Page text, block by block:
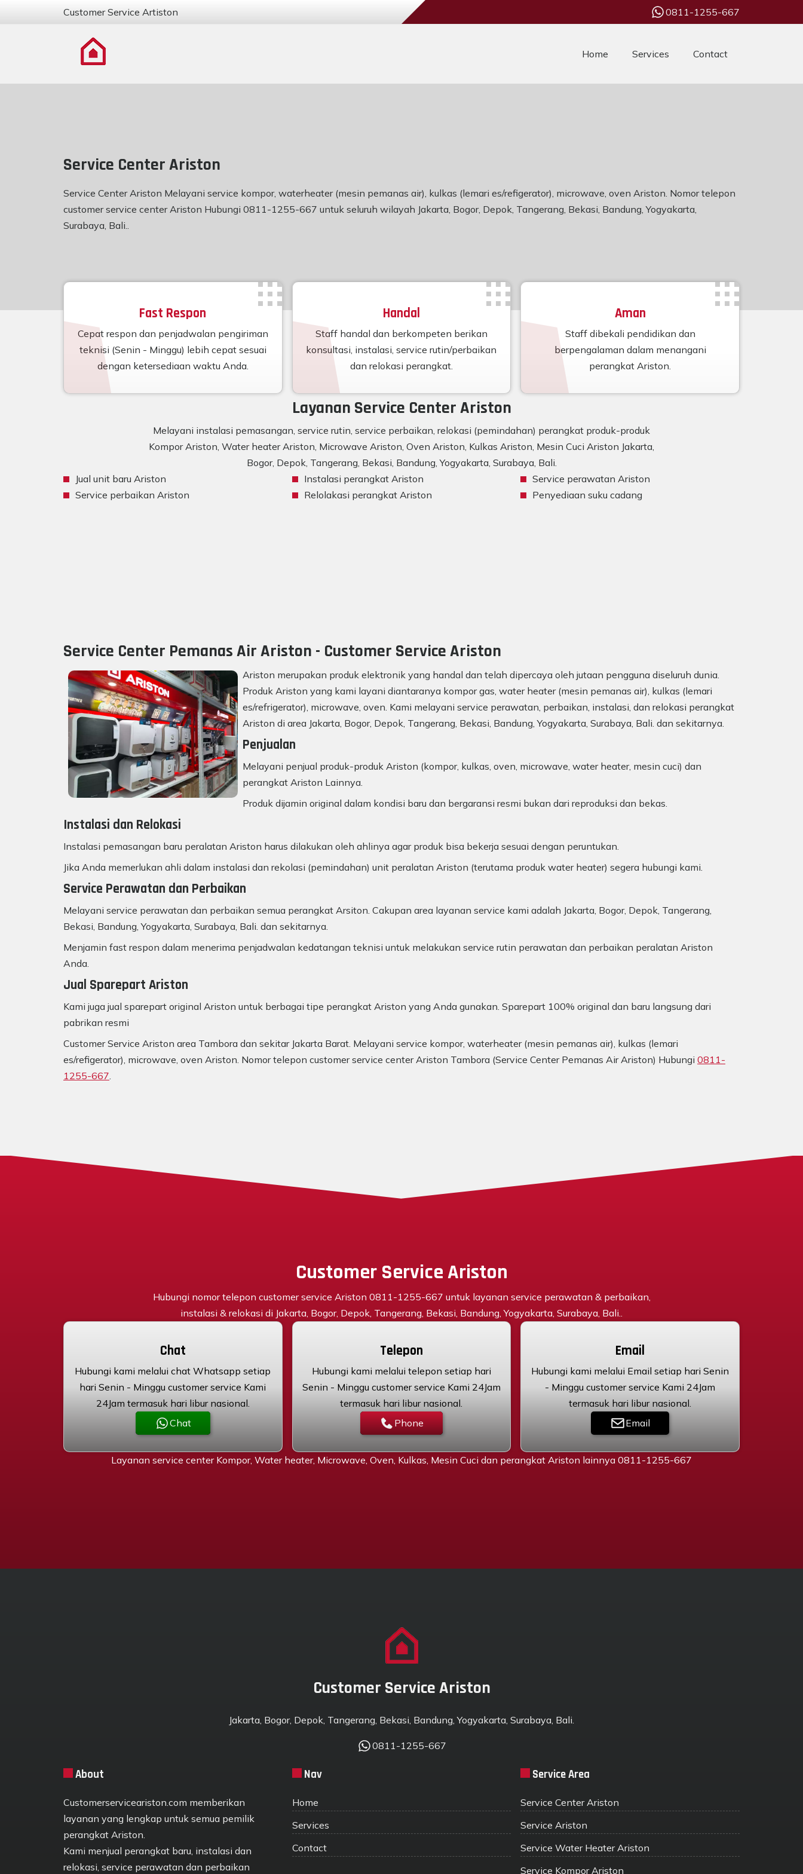
Customer Service Artiston 0811-1255-667
Home Services Contact
Service Center Ariston
Service Center Ariston Melayani service kompor, waterheater (mesin pemanas air), kulkas (lemari es/refigerator), microwave, oven Ariston. Nomor telepon
customer service center Ariston Hubungi 0811-1255-667 untuk seluruh wilayah Jakarta, Bogor, Depok, Tangerang, Bekasi, Bandung, Yogyakarta,
Surabaya, Bali..
Fast Respon
Cepat respon dan penjadwalan pengiriman
teknisi (Senin - Minggu) lebih cepat sesuai
dengan ketersediaan waktu Anda.
Handal
Staff handal dan berkompeten berikan
konsultasi, instalasi, service rutin/perbaikan
dan relokasi perangkat.
Aman
Staff dibekali pendidikan dan
berpengalaman dalam menangani
perangkat Ariston.
Layanan Service Center Ariston
Melayani instalasi pemasangan, service rutin, service perbaikan, relokasi (pemindahan) perangkat produk-produk
Kompor Ariston, Water heater Ariston, Microwave Ariston, Oven Ariston, Kulkas Ariston, Mesin Cuci Ariston Jakarta,
Bogor, Depok, Tangerang, Bekasi, Bandung, Yogyakarta, Surabaya, Bali.
Jual unit baru Ariston
Instalasi perangkat Ariston
Service perawatan Ariston
Service perbaikan Ariston
Relolakasi perangkat Ariston Penyediaan suku cadang
Service Center Pemanas Air Ariston - Customer Service Ariston
Ariston merupakan produk elektronik yang handal dan telah dipercaya oleh jutaan pengguna diseluruh dunia.
Produk Ariston yang kami layani diantaranya kompor gas, water heater (mesin pemanas air), kulkas (lemari
es/refrigerator), microwave, oven. Kami melayani service perawatan, perbaikan, instalasi, dan relokasi perangkat
Ariston di area Jakarta, Bogor, Depok, Tangerang, Bekasi, Bandung, Yogyakarta, Surabaya, Bali. dan sekitarnya.
Penjualan
Melayani penjual produk-produk Ariston (kompor, kulkas, oven, microwave, water heater, mesin cuci) dan
perangkat Ariston Lainnya.
Produk dijamin original dalam kondisi baru dan bergaransi resmi bukan dari reproduksi dan bekas.
Instalasi dan Relokasi
Instalasi pemasangan baru peralatan Ariston harus dilakukan oleh ahlinya agar produk bisa bekerja sesuai dengan peruntukan.
Jika Anda memerlukan ahli dalam instalasi dan rekolasi (pemindahan) unit peralatan Ariston (terutama produk water heater) segera hubungi kami.
Service Perawatan dan Perbaikan
Melayani service perawatan dan perbaikan semua perangkat Arsiton. Cakupan area layanan service kami adalah Jakarta, Bogor, Depok, Tangerang,
Bekasi, Bandung, Yogyakarta, Surabaya, Bali. dan sekitarnya.
Menjamin fast respon dalam menerima penjadwalan kedatangan teknisi untuk melakukan service rutin perawatan dan perbaikan peralatan Ariston
Anda.
Jual Sparepart Ariston
Kami juga jual sparepart original Ariston untuk berbagai tipe perangkat Ariston yang Anda gunakan. Sparepart 100% original dan baru langsung dari
pabrikan resmi
Customer Service Ariston area Tambora dan sekitar Jakarta Barat. Melayani service kompor, waterheater (mesin pemanas air), kulkas (lemari
es/refigerator), microwave, oven Ariston. Nomor telepon customer service center Ariston Tambora (Service Center Pemanas Air Ariston) Hubungi 0811-
1255-667.
Customer Service Ariston
Hubungi nomor telepon customer service Ariston 0811-1255-667 untuk layanan service perawatan & perbaikan,
instalasi & relokasi di Jakarta, Bogor, Depok, Tangerang, Bekasi, Bandung, Yogyakarta, Surabaya, Bali..
Chat
Hubungi kami melalui chat Whatsapp setiap
hari Senin - Minggu customer service Kami
24Jam termasuk hari libur nasional.
Chat
Telepon
Hubungi kami melalui telepon setiap hari
Senin - Minggu customer service Kami 24Jam
termasuk hari libur nasional.
Phone
Email
Hubungi kami melalui Email setiap hari Senin
- Minggu customer service Kami 24Jam
termasuk hari libur nasional.
Email
Layanan service center Kompor, Water heater, Microwave, Oven, Kulkas, Mesin Cuci dan perangkat Ariston lainnya 0811-1255-667
Customer Service Ariston
Jakarta, Bogor, Depok, Tangerang, Bekasi, Bandung, Yogyakarta, Surabaya, Bali.
0811-1255-667
About
Customerserviceariston.com memberikan
layanan yang lengkap untuk semua pemilik
perangkat Ariston.
Kami menjual perangkat baru, instalasi dan
relokasi, service perawatan dan perbaikan
Nav
Home
Services
Contact
Service Area
Service Center Ariston
Service Ariston
Service Water Heater Ariston
Service Kompor Ariston